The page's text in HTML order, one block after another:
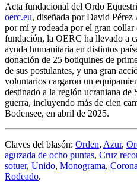
Acta fundacional del Ordo
oerc.eu, diseñada por David
por mí y rodeada por el gran collar
fundación, la OERC ha llevado a
ayuda humanitaria en distintos
donación de 25 botiquines de
de sus postulantes, y una gran
voluntarios cargaron un
destinado a la región ucraniana de
guerra, incluyendo más de cien
Bodensee, en abril de 2025.
Claves del blasón: Orden, Azur,
aguzada de ocho puntas, Cruz
sotuer, Unido, Monograma, Corona
Rodeado.